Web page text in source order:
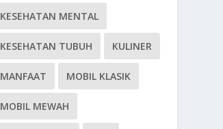
KESEHATAN MENTAL
KESEHATAN TUBUH KULINER
MANFAAT MOBIL KLASIK
MOBIL MEWAH